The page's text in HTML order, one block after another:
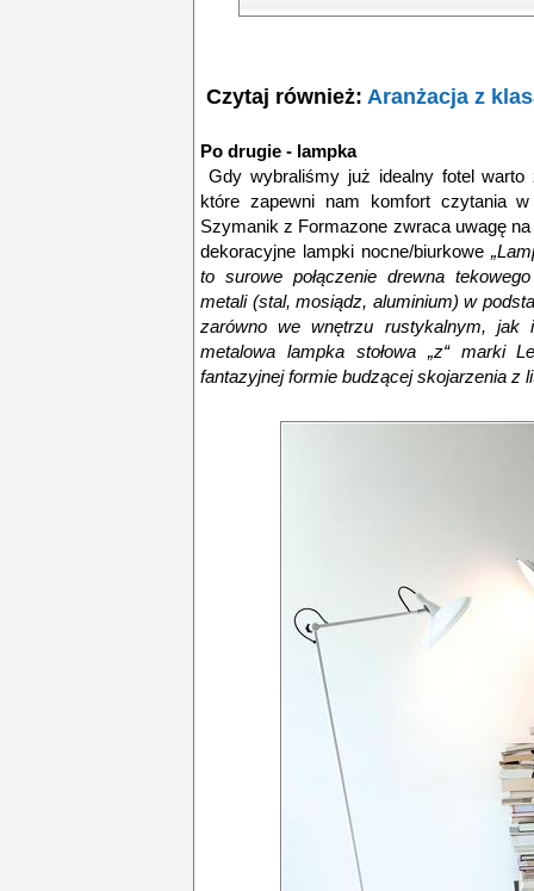
Czytaj również: Aranżacja z
Po drugie - lampka
Gdy wybraliśmy już idealny fotel warto
które zapewni nam komfort czytania w
Szymanik z Formazone zwraca uwagę
dekoracyjne lampki nocne/biurkowe
to surowe połączenie drewna
metali (stal, mosiądz, aluminium) w
zarówno we wnętrzu rustykalnym, jak
metalowa lampka stołowa „z“ marki
fantazyjnej formie budzącej skojarzenia z